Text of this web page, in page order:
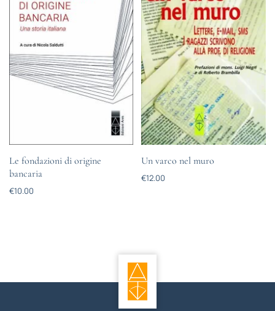
Le fondazioni di origine
bancaria
€10.00
Un varco nel muro
€12.00